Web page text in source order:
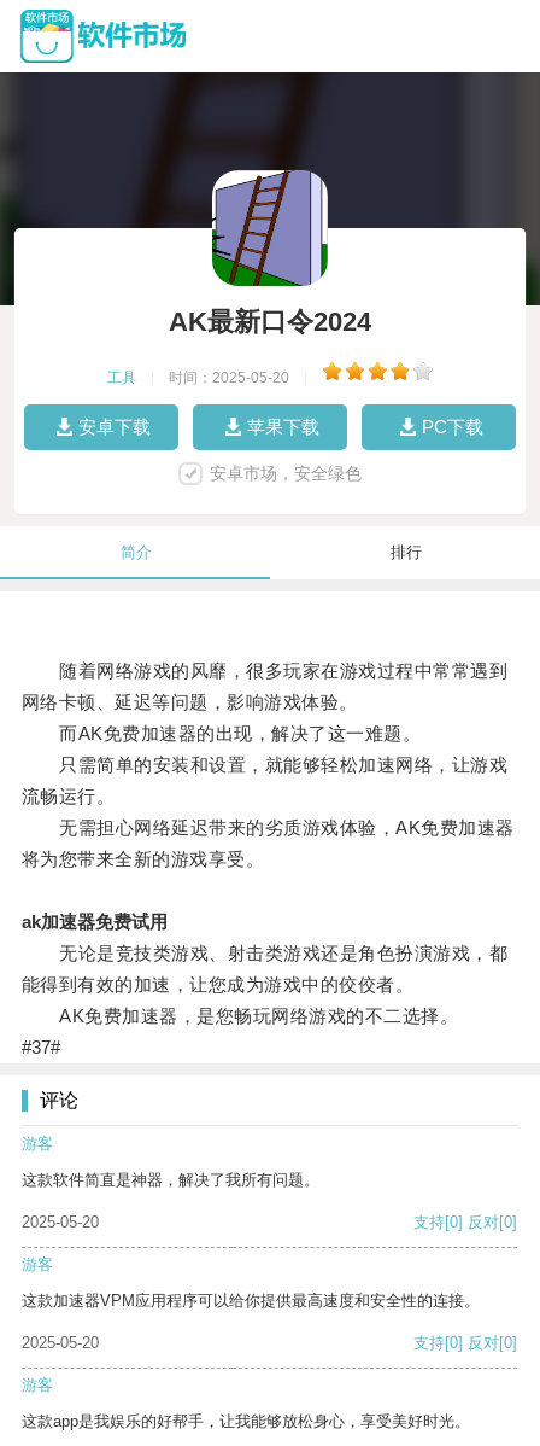
AK最新口令2024
工具 时间：2025-05-20
安卓下载 苹果下载 PC下载
安卓市场，安全绿色
简介 排行
随着网络游戏的风靡，很多玩家在游戏过程中常常遇到
网络卡顿、延迟等问题，影响游戏体验。
而AK免费加速器的出现，解决了这一难题。
只需简单的安装和设置，就能够轻松加速网络，让游戏
流畅运行。
无需担心网络延迟带来的劣质游戏体验，AK免费加速器
将为您带来全新的游戏享受。
ak加速器免费试用
无论是竞技类游戏、射击类游戏还是角色扮演游戏，都
能得到有效的加速，让您成为游戏中的佼佼者。
AK免费加速器，是您畅玩网络游戏的不二选择。
#37#
评论
游客
这款软件简直是神器，解决了我所有问题。
2025-05-20 支持[0] 反对[0]
游客
这款加速器VPM应用程序可以给你提供最高速度和安全性的连接。
2025-05-20 支持[0] 反对[0]
游客
这款app是我娱乐的好帮手，让我能够放松身心，享受美好时光。